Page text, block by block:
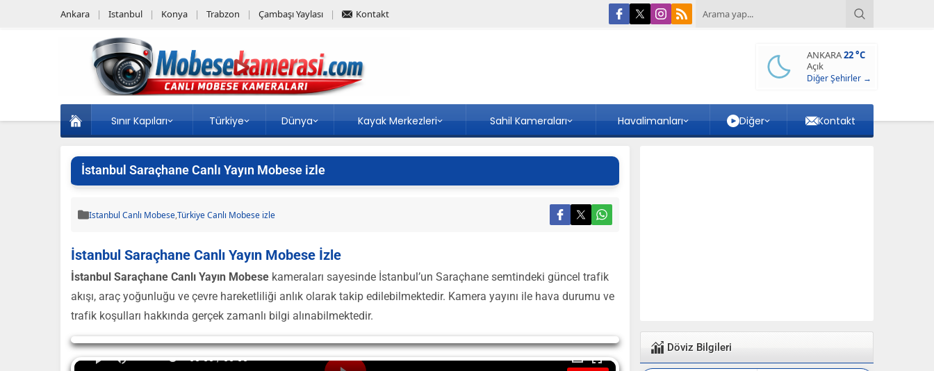
Ankara Istanbul Konya Trabzon Çambaşı Yaylası Kontakt
ANKARA22 °C
Açık
Diğer Şehirler →
Sınır Kapıları Türkiye Dünya Kayak Merkezleri Sahil Kameraları Havalimanları Diğer Kontakt
İstanbul Saraçhane Canlı Yayın Mobese izle
Istanbul Canlı Mobese,Türkiye Canlı Mobese izle
İstanbul Saraçhane Canlı Yayın Mobese İzle
İstanbul Saraçhane Canlı Yayın Mobese kameraları sayesinde İstanbul’un Saraçhane semtindeki güncel trafik
akışı, araç yoğunluğu ve çevre hareketliliği anlık olarak takip edilebilmektedir. Kamera yayını ile hava durumu ve
trafik koşulları hakkında gerçek zamanlı bilgi alınabilmektedir.
Yayın Yükleniyor...
00:00 / 00:00
Döviz Bilgileri